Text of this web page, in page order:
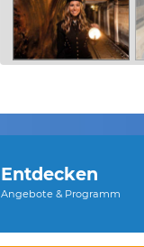
Entdecken
Angebote & Programm